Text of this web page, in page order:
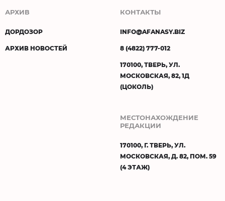
АРХИВ
ДОРДОЗОР
АРХИВ НОВОСТЕЙ
КОНТАКТЫ
INFO@AFANASY.BIZ
8 (4822) 777-012
170100, ТВЕРЬ, УЛ.
МОСКОВСКАЯ, 82, 1Д
(ЦОКОЛЬ)
МЕСТОНАХОЖДЕНИЕ
РЕДАКЦИИ
170100, Г. ТВЕРЬ, УЛ.
МОСКОВСКАЯ, Д. 82, ПОМ. 59
(4 ЭТАЖ)